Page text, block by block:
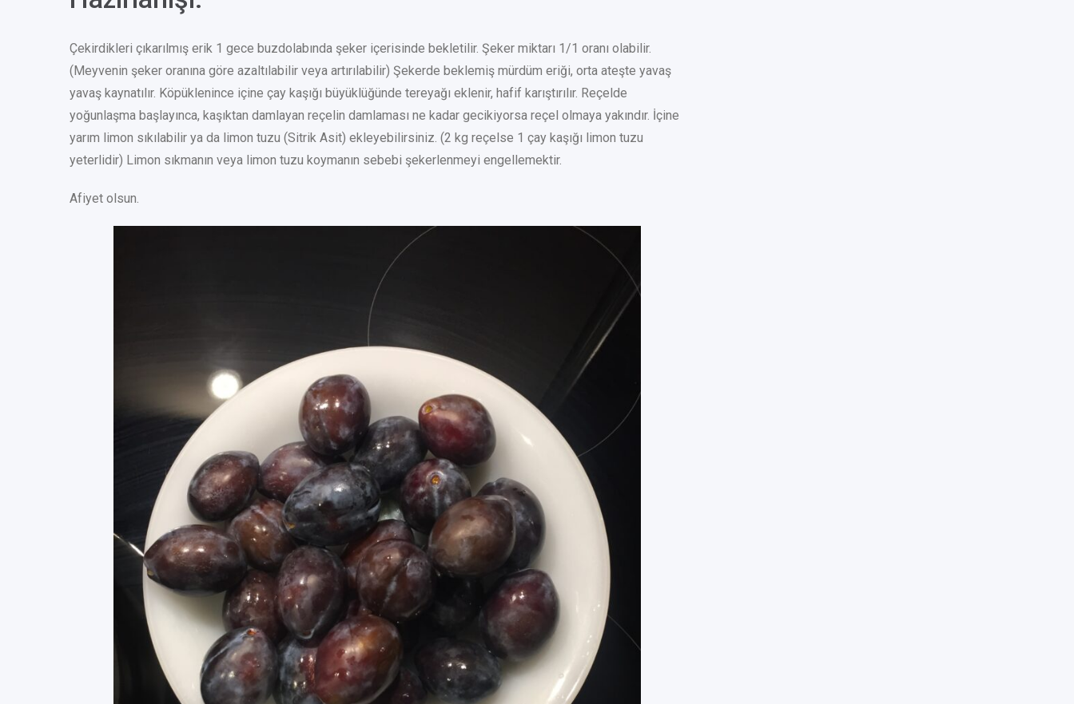
Çekirdikleri çıkarılmış erik 1 gece buzdolabında şeker içerisinde bekletilir. Şeker miktarı 1/1 oranı olabilir.
(Meyvenin şeker oranına göre azaltılabilir veya artırılabilir) Şekerde beklemiş mürdüm eriği, orta ateşte yavaş
yavaş kaynatılır. Köpüklenince içine çay kaşığı büyüklüğünde tereyağı eklenir, hafif karıştırılır. Reçelde
yoğunlaşma başlayınca, kaşıktan damlayan reçelin damlaması ne kadar gecikiyorsa reçel olmaya yakındır. İçine
yarım limon sıkılabilir ya da limon tuzu (Sitrik Asit) ekleyebilirsiniz. (2 kg reçelse 1 çay kaşığı limon tuzu
yeterlidir) Limon sıkmanın veya limon tuzu koymanın sebebi şekerlenmeyi engellemektir.
Afiyet olsun.